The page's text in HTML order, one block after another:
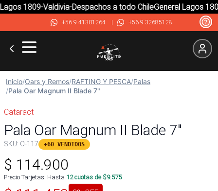
1809-Valdivia-Despachos a todo ChileGeneral Lagos
+56 9 41301264| +56 9 32685128
Inicio/Oars y Remos/RAFTING Y PESCA/Palas
/Pala Oar Magnum II Blade 7"
Cataract
Pala Oar Magnum II Blade 7"
SKU: O-117 +60 VENDIDOS
$ 114.900
Precio Tarjetas: Hasta 12cuotas de $9.575